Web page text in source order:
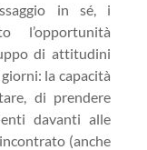
in sé, i
l’opportunità
di attitudini
la capacità
di prendere
davanti alle
(anche